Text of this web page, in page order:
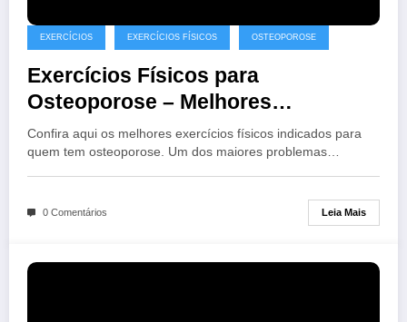
EXERCÍCIOS EXERCÍCIOS FÍSICOS OSTEOPOROSE
Exercícios Físicos para
Osteoporose – Melhores
Indicações
Confira aqui os melhores exercícios físicos indicados para
quem tem osteoporose. Um dos maiores problemas…
0 Comentários Leia Mais